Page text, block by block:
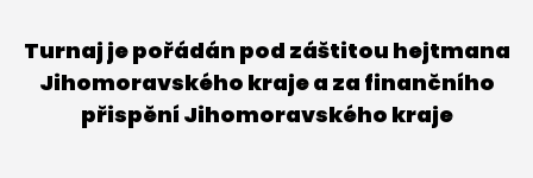
Turnaj je pořádán pod záštitou hejtmana
Jihomoravského kraje a za finančního
přispění Jihomoravského kraje